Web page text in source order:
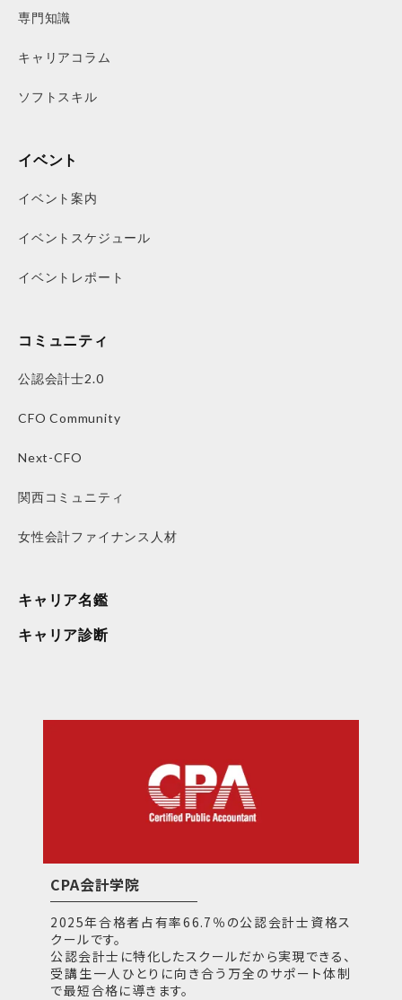
専門知識
キャリアコラム
ソフトスキル
イベント
イベント案内
イベントスケジュール
イベントレポート
コミュニティ
公認会計士2.0
CFO Community
Next-CFO
関西コミュニティ
女性会計ファイナンス人材
キャリア名鑑
キャリア診断
CPA会計学院
2025年合格者占有率66.7％の公認会計士資格ス
クールです。
公認会計士に特化したスクールだから実現できる、
受講生一人ひとりに向き合う万全のサポート体制
で最短合格に導きます。